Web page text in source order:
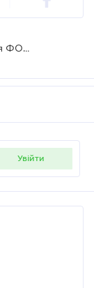
Прострочений платіж ЄСВ обернеться для ФОП подвійними фінансовими втратами
увійти